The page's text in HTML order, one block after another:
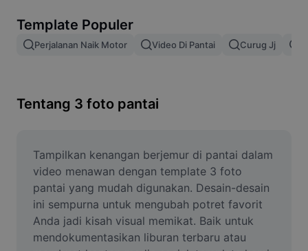
Gabung gambar
Ubah Ukuran Gambar
Pembuat Meme
AI Text Remover
AI People Remover
AI Inpainting
Template Populer
Perjalanan Naik Motor Video Di Pantai Curug Jj
Tentang 3 foto pantai
Tampilkan kenangan berjemur di pantai dalam
video menawan dengan template 3 foto
pantai yang mudah digunakan. Desain-desain
ini sempurna untuk mengubah potret favorit
Anda jadi kisah visual memikat. Baik untuk
mendokumentasikan liburan terbaru atau